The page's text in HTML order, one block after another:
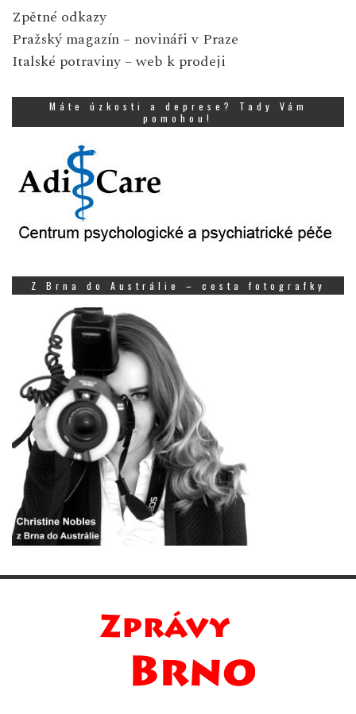
Zpětné odkazy
Pražský magazín – novináři v Praze
Italské potraviny – web k prodeji
Máte úzkosti a deprese? Tady Vám
pomohou!
Z Brna do Austrálie – cesta fotografky